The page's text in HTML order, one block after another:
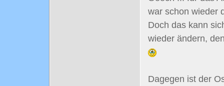
war schon wieder
Doch das kann
wieder ändern,
Dagegen ist der